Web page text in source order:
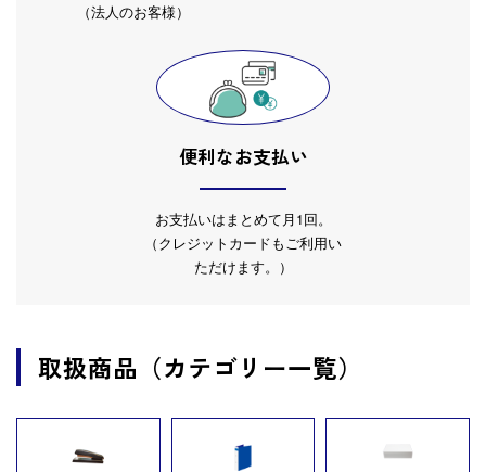
（法人のお客様）
便利なお支払い
お支払いはまとめて月1回。
（クレジットカードもご利用い
ただけます。）
取扱商品（カテゴリー一覧）